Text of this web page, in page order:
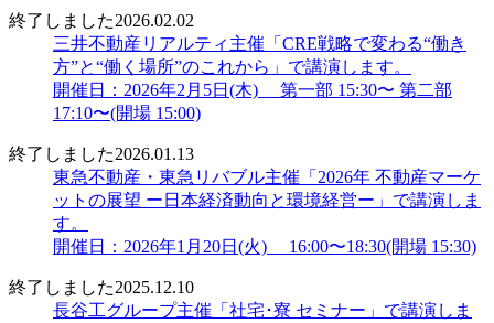
終了しました2026.02.02
三井不動産リアルティ主催「CRE戦略で変わる“働き
方”と“働く場所”のこれから」で講演します。
開催日：2026年2月5日(木) 第一部 15:30〜 第二部
17:10〜(開場 15:00)
終了しました2026.01.13
東急不動産・東急リバブル主催「2026年 不動産マーケ
ットの展望 ー日本経済動向と環境経営ー」で講演しま
す。
開催日：2026年1月20日(火) 16:00〜18:30(開場 15:30)
終了しました2025.12.10
長谷工グループ主催「社宅･寮 セミナー」で講演しま